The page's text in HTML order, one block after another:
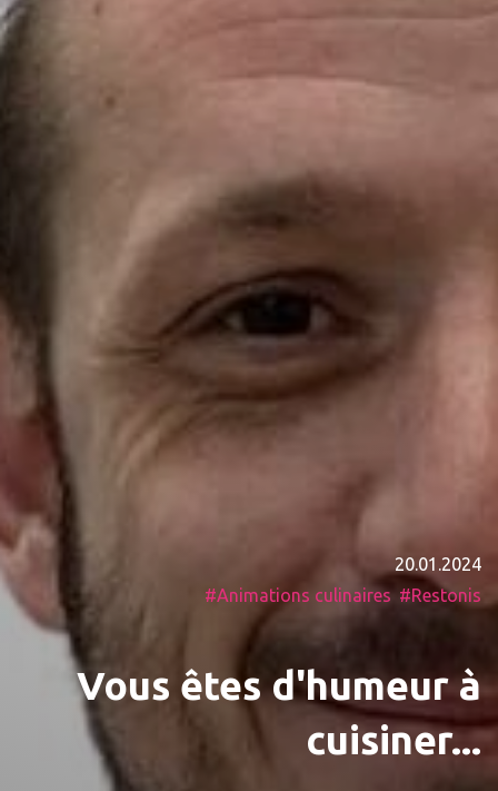
20.01.2024
Animations culinaires
Restonis
Vous êtes d'humeur à
cuisiner...